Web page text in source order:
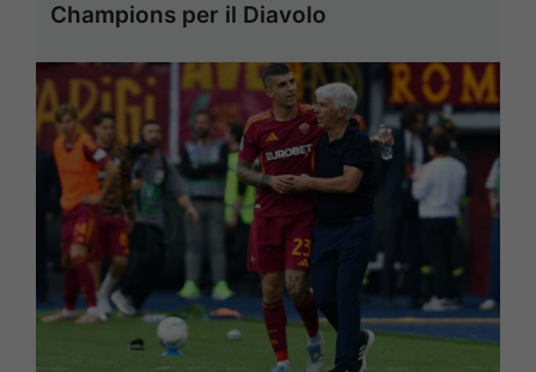
Champions per il Diavolo